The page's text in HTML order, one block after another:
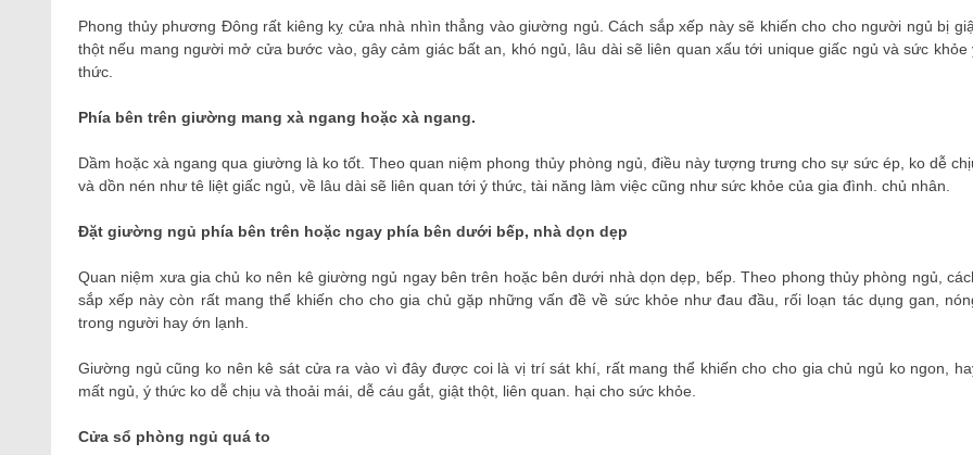
Phong thủy phương Đông rất kiêng kỵ cửa nhà nhìn thẳng vào giường ngủ. Cách sắp xếp này sẽ khiến cho cho người ngủ bị
thột nếu mang người mở cửa bước vào, gây cảm giác bất an, khó ngủ, lâu dài sẽ liên quan xấu tới unique giấc ngủ và sức khỏe
thức.
Phía bên trên giường mang xà ngang hoặc xà ngang.
Dầm hoặc xà ngang qua giường là ko tốt. Theo quan niệm phong thủy phòng ngủ, điều này tượng trưng cho sự sức ép, ko dễ
và dồn nén như tê liệt giấc ngủ, về lâu dài sẽ liên quan tới ý thức, tài năng làm việc cũng như sức khỏe của gia đình. chủ nhân.
Đặt giường ngủ phía bên trên hoặc ngay phía bên dưới bếp, nhà dọn dẹp
Quan niệm xưa gia chủ ko nên kê giường ngủ ngay bên trên hoặc bên dưới nhà dọn dẹp, bếp. Theo phong thủy phòng ngủ,
sắp xếp này còn rất mang thể khiến cho cho gia chủ gặp những vấn đề về sức khỏe như đau đầu, rối loạn tác dụng gan,
trong người hay ớn lạnh.
Giường ngủ cũng ko nên kê sát cửa ra vào vì đây được coi là vị trí sát khí, rất mang thể khiến cho cho gia chủ ngủ ko ngon,
mất ngủ, ý thức ko dễ chịu và thoải mái, dễ cáu gắt, giật thột, liên quan. hại cho sức khỏe.
Cửa sổ phòng ngủ quá to